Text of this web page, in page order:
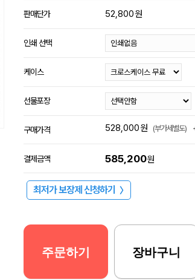
판매단가 52,800원
인쇄 선택
케이스
선물포장
구매가격 528,000원 (부가세별도)
결제금액 585,200원
최저가 보장제 신청하기 〉
주문하기 장바구니